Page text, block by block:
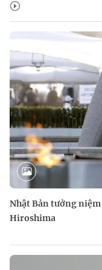
Nhật Bản tưởng
Hiroshima